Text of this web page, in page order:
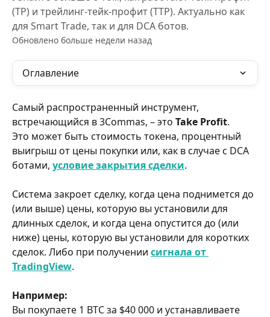
(TP) и трейлинг-тейк-профит (TTP). Актуально как
для Smart Trade, так и для DCA ботов.
Обновлено больше недели назад
Оглавление
Самый распространенный инструмент,
встречающийся в 3Commas, – это Take Profit.
Это может быть стоимость токена, процентный
выигрыш от цены покупки или, как в случае с DCA
ботами, условие закрытия сделки.
Система закроет сделку, когда цена поднимется до
(или выше) цены, которую вы установили для
длинных сделок, и когда цена опустится до (или
ниже) цены, которую вы установили для коротких
сделок. Либо при получении сигнала от
TradingView.
Например:
Вы покупаете 1 BTC за $40 000 и устанавливаете